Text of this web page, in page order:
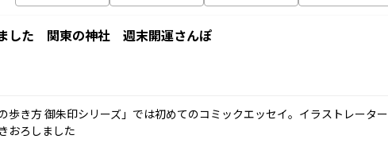
した 関東の神社 週末開運さんぽ
歩き方 御朱印シリーズ」では初めてのコミックエッセイ。イラストレーター
おろしました